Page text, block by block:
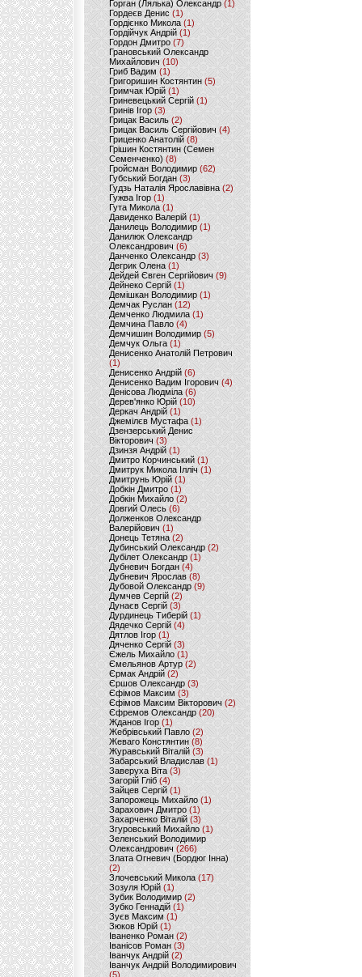
Горган (Лялька) Олександр(1)
Гордеєв Денис (1)
Гордієнко Микола (1)
Гордійчук Андрій (1)
Гордон Дмитро (7)
Грановський Олександр
Михайлович (10)
Гриб Вадим (1)
Григоришин Костянтин (5)
Гримчак Юрій(1)
Гриневецький Сергій(1)
Гринів Ігор (3)
Грицак Василь (2)
Грицак Василь Сергійович (4)
Гриценко Анатолій (8)
Грішин Костянтин (Семен
Семенченко)(8)
Гройсман Володимир(62)
Губський Богдан (3)
Гудзь Наталія Ярославівна(2)
Гужва Ігор (1)
Гута Микола (1)
Давиденко Валерій (1)
Данилець Володимир(1)
Данилюк Олександр
Олександрович (6)
Данченко Олександр (3)
Дегрик Олена(1)
Дейдей Євген Сергійович(9)
Дейнеко Сергій (1)
Демішкан Володимир(1)
Демчак Руслан (12)
Демченко Людмила (1)
Демчина Павло (4)
Демчишин Володимир (5)
Демчук Ольга(1)
Денисенко Анатолій Петрович
(1)
Денисенко Андрій (6)
Денисенко Вадим Ігорович (4)
Денісова Людміла(6)
Дерев'янко Юрій(10)
Деркач Андрій(1)
Джемілєв Мустафа (1)
Дзензерський Денис
Вікторович (3)
Дзинзя Андрій (1)
Дмитро Корчинський (1)
Дмитрук Микола Ілліч (1)
Дмитрунь Юрій (1)
Добкін Дмитро(1)
Добкін Михайло (2)
Довгий Олесь (6)
Долженков Олександр
Валерійович (1)
Донець Тетяна (2)
Дубинський Олександр(2)
Дубілет Олександр (1)
Дубневич Богдан (4)
Дубневич Ярослав (8)
Дубовой Олександр(9)
Думчев Сергій (2)
Дунаєв Сергій(3)
Дурдинець Тиберій (1)
Дядечко Сергій (4)
Дятлов Ігор (1)
Дяченко Сергій (3)
Єжель Михайло (1)
Ємельянов Артур (2)
Єрмак Андрій (2)
Єршов Олександр (3)
Єфімов Максим (3)
Єфімов Максим Вікторович (2)
Єфремов Олександр (20)
Жданов Ігор (1)
Жебрівський Павло (2)
Жеваго Констянтин (8)
Журавський Віталій (3)
Забарський Владислав (1)
Заверуха Віта (3)
Загорій Гліб (4)
Зайцев Сергій(1)
Запорожець Михайло (1)
Зарахович Дмитро (1)
Захарченко Віталій (3)
Згуровський Михайло (1)
Зеленський Володимир
Олександрович (266)
Злата Огневич (Бордюг Інна)
(2)
Злочевський Микола(17)
Зозуля Юрій (1)
Зубик Володимир (2)
Зубко Геннадій (1)
Зуєв Максим(1)
Зюков Юрій (1)
Іваненко Роман (2)
Іванісов Роман (3)
Іванчук Андрій(2)
Іванчук Андрій Володимирович
(5)